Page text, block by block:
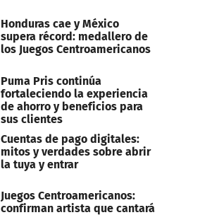
Honduras cae y México
supera récord: medallero de
los Juegos Centroamericanos
Puma Pris continúa
fortaleciendo la experiencia
de ahorro y beneficios para
sus clientes
Cuentas de pago digitales:
mitos y verdades sobre abrir
la tuya y entrar
Juegos Centroamericanos:
confirman artista que cantará